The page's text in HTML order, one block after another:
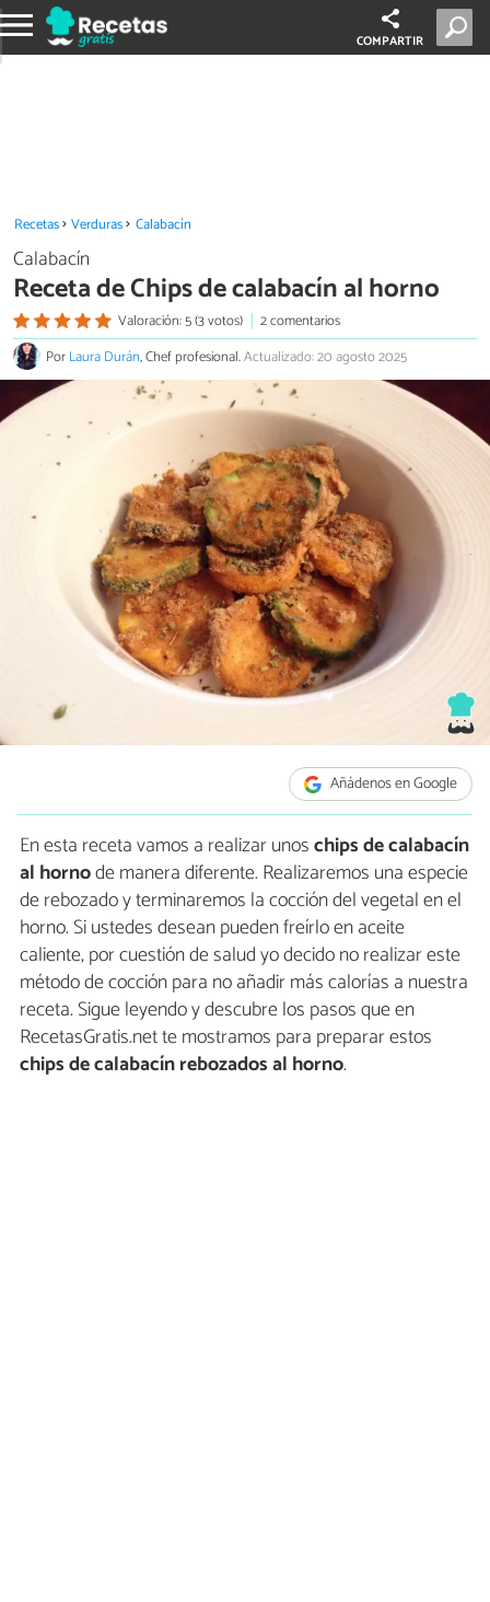
COMPARTIR
Recetas Verduras Calabacín
Calabacín
Receta de Chips de calabacín al horno
Valoración: 5 (3 votos)
2 comentarios
PorLaura Durán, Chef profesional.Actualizado: 20 agosto 2025
Añádenos en Google
En esta receta vamos a realizar unoschips de calabacín
al hornode manera diferente. Realizaremos una especie
de rebozado y terminaremos la cocción del vegetal en el
horno. Si ustedes desean pueden freírlo en aceite
caliente, por cuestión de salud yo decido no realizar este
método de cocción para no añadir más calorías a nuestra
receta. Sigue leyendo y descubre los pasos que en
RecetasGratis.net te mostramos para preparar estos
chips de calabacín rebozados al horno.